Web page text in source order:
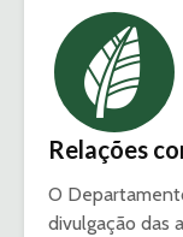
Relações
O
divulgação das